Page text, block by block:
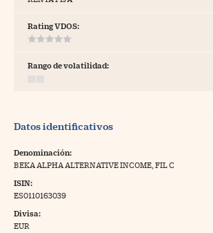
Rating VDOS:
Rango de volatilidad:
Datos identificativos
Denominación:
BEKA ALPHA ALTERNATIVE INCOME, FIL C
ISIN:
ES0110163039
Divisa:
EUR